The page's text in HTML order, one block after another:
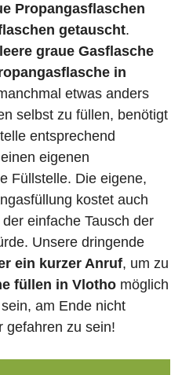
Propangasflaschen
getauscht.
graue Gasflasche
in
etwas anders
selbst zu füllen, benötigt
entsprechend
eigenen
Füllstelle. Die eigene,
kostet auch
einfache Tausch der
Unsere dringende
ein kurzer Anruf, um zu
füllen in Vlotho möglich
am Ende nicht
gefahren zu sein!